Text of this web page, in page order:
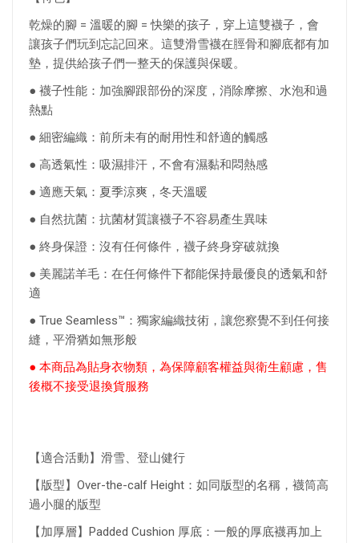
乾燥的腳 = 溫暖的腳 = 快樂的孩子，穿上這雙襪子，會
讓孩子們玩到忘記回來。這雙滑雪襪在脛骨和腳底都有加
墊，提供給孩子們一整天的保護與保暖。
● 襪子性能：加強腳跟部份的深度，消除摩擦、水泡和過
熱點
● 細密編織：前所未有的耐用性和舒適的觸感
● 高透氣性：吸濕排汗，不會有濕黏和悶熱感
● 適應天氣：夏季涼爽，冬天溫暖
● 自然抗菌：抗菌材質讓襪子不容易產生異味
● 終身保證：沒有任何條件，襪子終身穿破就換
● 美麗諾羊毛：在任何條件下都能保持最優良的透氣和舒
適
● True Seamless™：獨家編織技術，讓您察覺不到任何接
縫，平滑猶如無形般
● 本商品為貼身衣物類，為保障顧客權益與衛生顧慮，售
後概不接受退換貨服務
【適合活動】滑雪、登山健行
【版型】Over-the-calf Height：如同版型的名稱，襪筒高
過小腿的版型
【加厚層】Padded Cushion 厚底：一般的厚底襪再加上